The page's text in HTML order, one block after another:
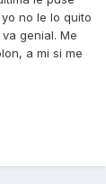
no le lo quito
genial. Me
a mi si me